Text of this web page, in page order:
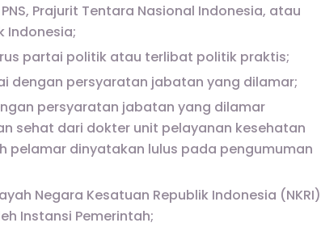
Prajurit Tentara Nasional Indonesia, atau
Indonesia;
partai politik atau terlibat politik praktis;
dengan persyaratan jabatan yang dilamar;
persyaratan jabatan yang dilamar
sehat dari dokter unit pelayanan kesehatan
pelamar dinyatakan lulus pada pengumuman
Negara Kesatuan Republik Indonesia (NKRI)
Instansi Pemerintah;